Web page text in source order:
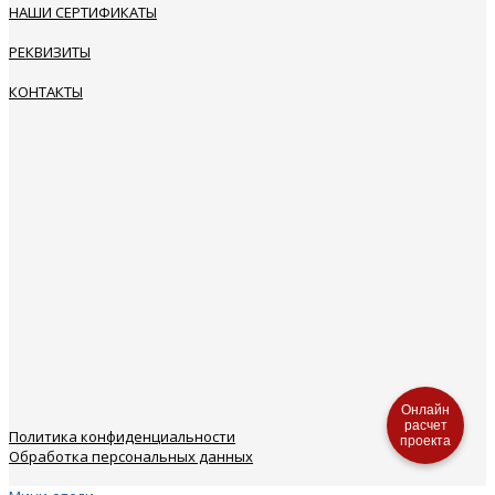
НАШИ СЕРТИФИКАТЫ
РЕКВИЗИТЫ
КОНТАКТЫ
Политика конфиденциальности
Обработка персональных данных
Онлайн
расчет
проекта